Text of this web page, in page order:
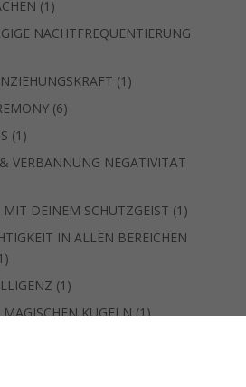
1 1
Produkt
NACHTFREQUENTIERUNG
1 1
66
1 1
Produkt
VERBANNUNG NEGATIVITÄT
DEINEM SCHUTZGEIST 1 1
Produkt
IN ALLEN BEREICHEN
1
Produkt
1 1
Produkt
KUGELN 11